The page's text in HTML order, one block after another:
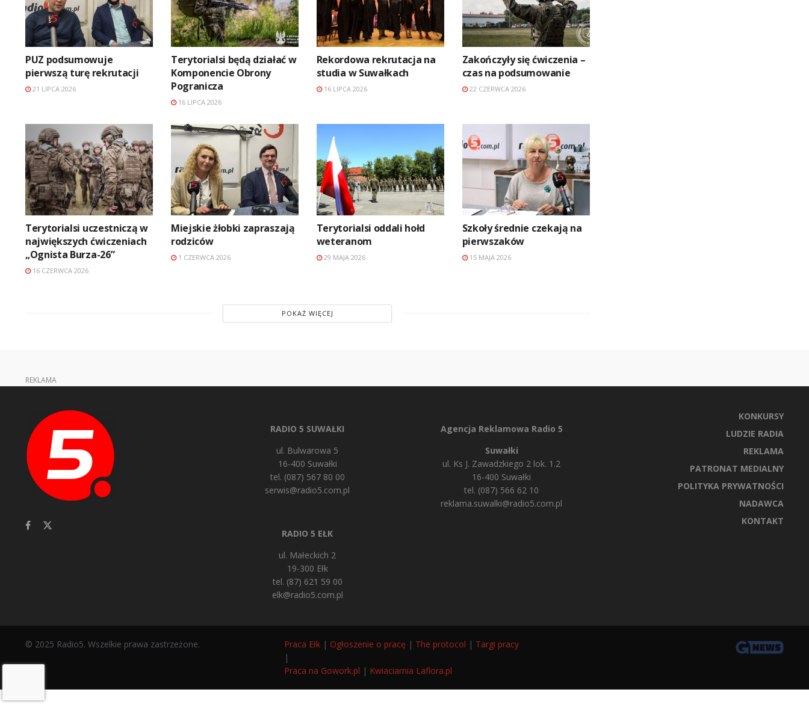
PUZ podsumowuje
pierwszą turę rekrutacji
21 LIPCA 2026
Terytorialsi będą działać w
Komponencie Obrony
Pogranicza
16 LIPCA 2026
Rekordowa rekrutacja na
studia w Suwałkach
16 LIPCA 2026
Zakończyły się ćwiczenia –
czas na podsumowanie
22 CZERWCA 2026
Terytorialsi uczestniczą w
największych ćwiczeniach
„Ognista Burza-26”
16 CZERWCA 2026
Miejskie żłobki zapraszają
rodziców
1 CZERWCA 2026
Terytorialsi oddali hołd
weteranom
29 MAJA 2026
Szkoły średnie czekają na
pierwszaków
15 MAJA 2026
POKAŻ WIĘCEJ
REKLAMA
RADIO 5 SUWAŁKI
ul. Bulwarowa 5
16-400 Suwałki
tel. (087) 567 80 00
serwis@radio5.com.pl
RADIO 5 EŁK
ul. Małeckich 2
19-300 Ełk
tel. (87) 621 59 00
elk@radio5.com.pl
Agencja Reklamowa Radio 5
Suwałki
ul. Ks J. Zawadzkiego 2 lok. 1.2
16-400 Suwałki
tel. (087) 566 62 10
reklama.suwalki@radio5.com.pl
KONKURSY
LUDZIE RADIA
REKLAMA
PATRONAT MEDIALNY
POLITYKA PRYWATNOŚCI
NADAWCA
KONTAKT
© 2025 Radio5. Wszelkie prawa zastrzeżone. Praca Ełk | Ogłoszenie o pracę | The protocol | Targi pracy
|
Praca na Gowork.pl | Kwiaciarnia Laflora.pl